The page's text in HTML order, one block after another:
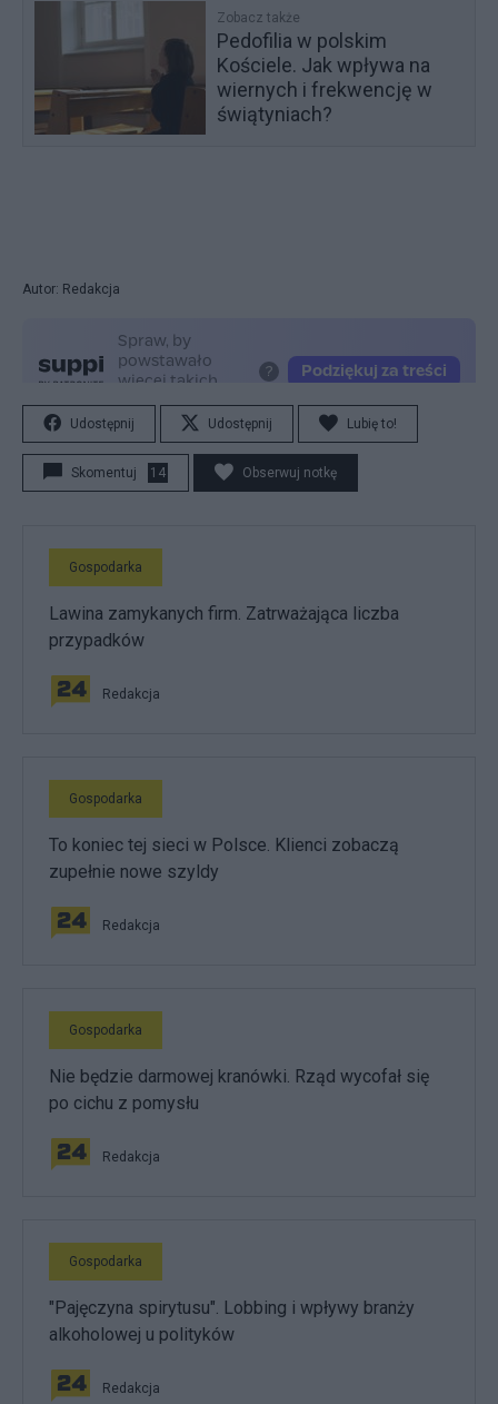
Zobacz także
Pedofilia w polskim
Kościele. Jak wpływa na
wiernych i frekwencję w
świątyniach?
Autor: Redakcja
Udostępnij Udostępnij Lubię to!
Skomentuj 14 Obserwuj notkę
Gospodarka
Lawina zamykanych firm. Zatrważająca liczba
przypadków
Redakcja
Gospodarka
To koniec tej sieci w Polsce. Klienci zobaczą
zupełnie nowe szyldy
Redakcja
Gospodarka
Nie będzie darmowej kranówki. Rząd wycofał się
po cichu z pomysłu
Redakcja
Gospodarka
"Pajęczyna spirytusu". Lobbing i wpływy branży
alkoholowej u polityków
Redakcja